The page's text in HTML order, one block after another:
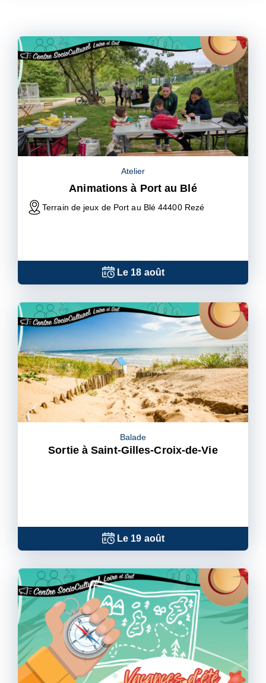
Liste
des
événements
Animations à Port au Blé
Atelier
Terrain de jeux de Port au Blé 44400 Rezé
Le 18 août
Sortie à Saint-Gilles-Croix-de-Vie
Balade
Le 19 août